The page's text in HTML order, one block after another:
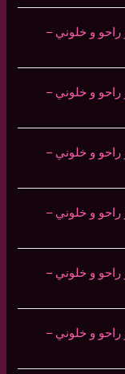
راحو و خلوني –
راحو و خلوني –
راحو و خلوني –
راحو و خلوني –
راحو و خلوني –
راحو و خلوني –